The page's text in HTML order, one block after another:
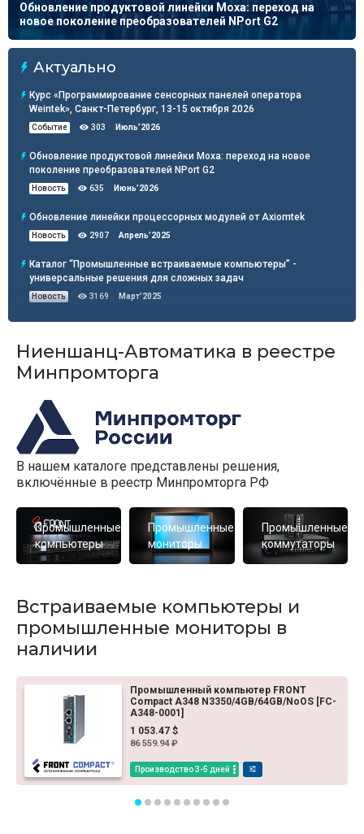
Обновление продуктовой линейки Moxa: переход на
новое поколение преобразователей NPort G2
Актуально
Курс «Программирование сенсорных панелей оператора
Weintek», Санкт-Петербург, 13-15 октября 2026
Событие 303 Июль’2026
Обновление продуктовой линейки Moxa: переход на новое
поколение преобразователей NPort G2
Новость 635 Июнь’2026
Обновление линейки процессорных модулей от Axiomtek
Новость 2907 Апрель’2025
Каталог “Промышленные встраиваемые компьютеры” -
универсальные решения для сложных задач
Новость 3169 Март’2025
Ниеншанц-Автоматика в реестре
Минпромторга
В нашем каталоге представлены решения,
включённые в реестр Минпромторга РФ
Промышленные
компьютеры
Промышленные
мониторы
Промышленные
коммутаторы
Встраиваемые компьютеры и
промышленные мониторы в
наличии
Промышленный компьютер FRONT
Compact A348 N3350/4GB/64GB/NoOS [FC-
A348-0001]
1 053.47 $
86 559.94 ₽
Производство 3-5 дней